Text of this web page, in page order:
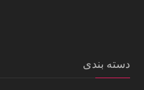
دسته بندی